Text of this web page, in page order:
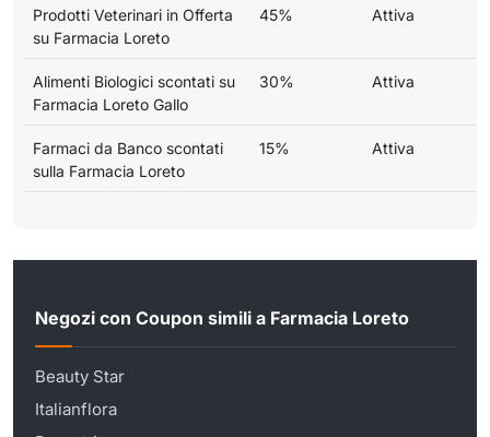
Prodotti Veterinari in Offerta
su Farmacia Loreto
45% Attiva
Alimenti Biologici scontati su
Farmacia Loreto Gallo
30% Attiva
Farmaci da Banco scontati
sulla Farmacia Loreto
15% Attiva
Negozi con Coupon simili a Farmacia Loreto
Beauty Star
Italianflora